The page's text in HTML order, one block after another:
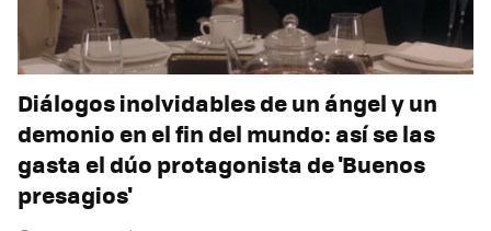
Diálogos inolvidables de un ángel y un
demonio en el fin del mundo: así se las
gasta el dúo protagonista de 'Buenos
presagios'